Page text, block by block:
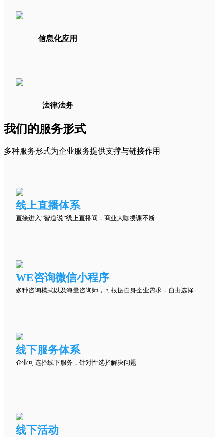
信息化应用
法律法务
我们的服务形式
多种服务形式为企业服务提供支撑与链接作用
线上直播体系
直接进入“智道说”线上直播间，商业大咖授课不断
WE咨询微信小程序
多种咨询模式以及海量咨询师，可根据自身企业需求，自由选择
线下服务体系
企业可选择线下服务，针对性选择解决问题
线下活动